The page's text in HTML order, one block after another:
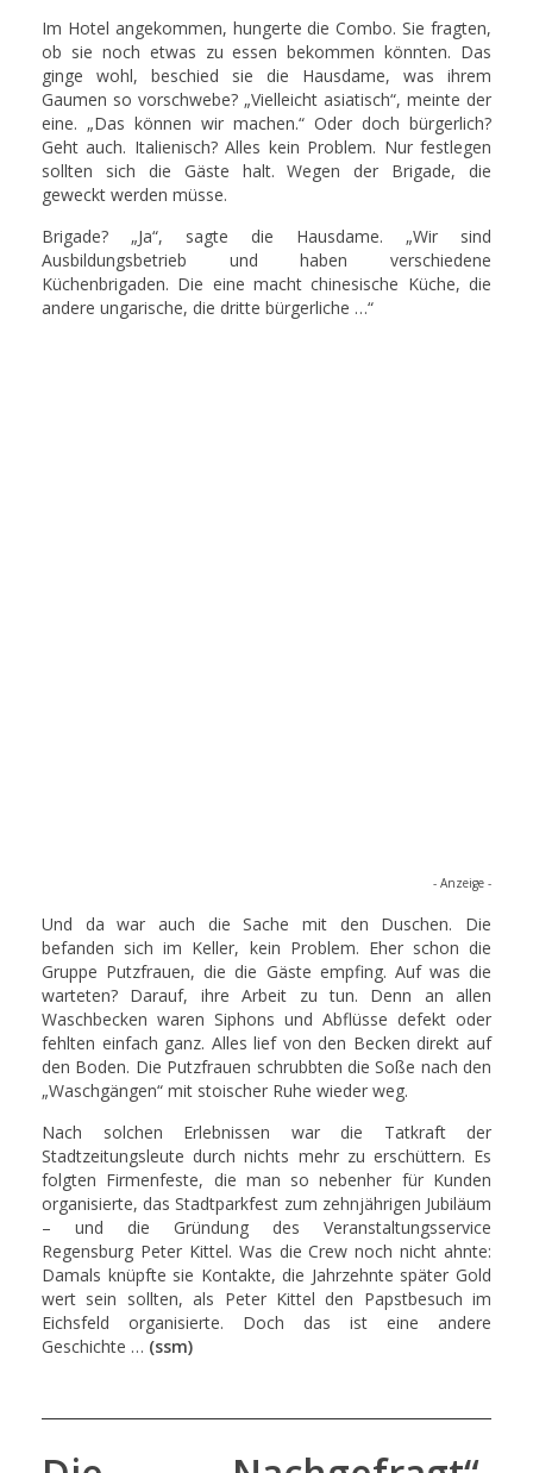
Im Hotel angekommen, hungerte die Combo. Sie fragten,
ob sie noch etwas zu essen bekommen könnten. Das
ginge wohl, beschied sie die Hausdame, was ihrem
Gaumen so vorschwebe? „Vielleicht asiatisch“, meinte der
eine. „Das können wir machen.“ Oder doch bürgerlich?
Geht auch. Italienisch? Alles kein Problem. Nur festlegen
sollten sich die Gäste halt. Wegen der Brigade, die
geweckt werden müsse.
Brigade? „Ja“, sagte die Hausdame. „Wir sind
Ausbildungsbetrieb und haben verschiedene
Küchenbrigaden. Die eine macht chinesische Küche, die
andere ungarische, die dritte bürgerliche …“
- Anzeige -
Und da war auch die Sache mit den Duschen. Die
befanden sich im Keller, kein Problem. Eher schon die
Gruppe Putzfrauen, die die Gäste empfing. Auf was die
warteten? Darauf, ihre Arbeit zu tun. Denn an allen
Waschbecken waren Siphons und Abflüsse defekt oder
fehlten einfach ganz. Alles lief von den Becken direkt auf
den Boden. Die Putzfrauen schrubbten die Soße nach den
„Waschgängen“ mit stoischer Ruhe wieder weg.
Nach solchen Erlebnissen war die Tatkraft der
Stadtzeitungsleute durch nichts mehr zu erschüttern. Es
folgten Firmenfeste, die man so nebenher für Kunden
organisierte, das Stadtparkfest zum zehnjährigen Jubiläum
– und die Gründung des Veranstaltungsservice
Regensburg Peter Kittel. Was die Crew noch nicht ahnte:
Damals knüpfte sie Kontakte, die Jahrzehnte später Gold
wert sein sollten, als Peter Kittel den Papstbesuch im
Eichsfeld organisierte. Doch das ist eine andere
Geschichte … (ssm)